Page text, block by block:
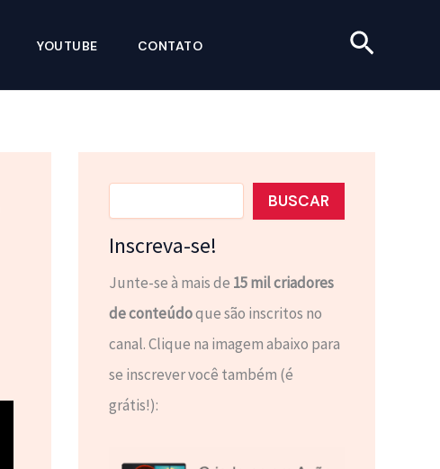
YOUTUBE CONTATO
Pesquisar BUSCAR
Inscreva-se!
Junte-se à mais de 15 mil criadores
de conteúdoque são inscritos no
canal. Clique na imagem abaixo para
se inscrever você também (é
grátis!):